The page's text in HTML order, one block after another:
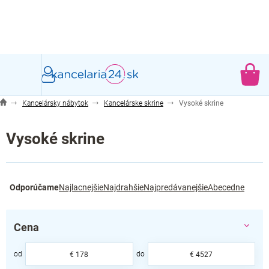
Kancelársky nábytok Kancelárske skrine Vysoké skrine
Vysoké skrine
a
n
e
OdporúčameNajlacnejšieNajdrahšieNajpredávanejšieAbecedne
Cena
€ 178 €4527